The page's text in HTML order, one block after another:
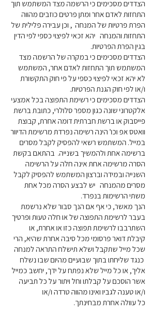
הצדדים מסכימים כי הרשמה מצד המשתמש תוך
התחזות לאדם אחר ומתן פרטים כוזבים מהווה
הפרת פרטיות של המנחה , וכן עבירה פלילית של
התחזות והמנחה יהא זכאי לפיצוי כספי לפי הדין
בגין הפרת הפרטיות.
הצדדים מסכימים כי במקרה של הרשמה מצד
המשתמש תוך התחזות לאדם אחר, המשתמש
לא יהא זכאי לפיצוי כספי על פי חוק התקשורת
ו/או לפי חוק הגנת הפרטיות.
הצדדים מסכימים כי רשימת התפוצה בכל אמצעי
אלקטרוני שונה כגון מספר סלולרי, כתובת ברשת
פייסבוק או ברשת חברתית דומה אחרת, קבוצת
וואטס אפ וכו' הינה רשימה נפרדת מרשימת הדיוור
במייל. המשתמש רשאי להפסיק לקבל מסרים
ברשימה אחת ולהמשיך בשנייה. בהתאם בקשת
הסרה מרשימה אחת אינה חלה על הרשימה
השנייה ובמידה וברצון המשתמש להפסיק לקבל
מסרים מהמנחה יש לבצע הסרה מכל אחת
משתי הרשימות בנפרד.
הנך מאשר, כי אף אם הנך סבור שלא נרשמת
בעבר לרשימת התפוצה של או חלה טעות ופרטיך
השתרבבו לרשימת תפוצה כזו או אחרת, או
קיבלת דואר פרסומי מכל סיבה אחרת שהיא, הרי
שכל מייל שתקבל ושלא תישלח התראה למנחה
כנגד שליחתו בתוך שבועיים מהיום שבו נשלח
אליך, או כל מייל שלא נפתח על ידך, יחשב כמייל
אשר הוסכם על קבלתו וחל ויתור על כל תביעה
ו/או טענה לגביו ואינו מהווה טרדה ו/או
כל עוולה אחרת מבחינתך.